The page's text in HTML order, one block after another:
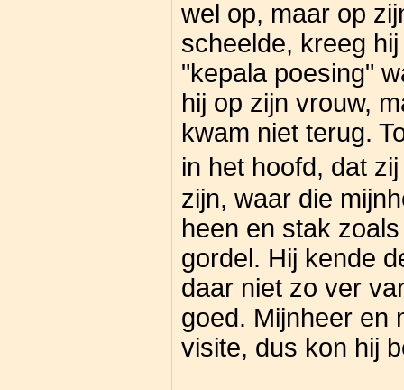
wel op, maar op
scheelde, kreeg
"kepala poesing"
hij op zijn vrouw,
kwam niet terug.
in het hoofd, dat
zijn, waar die
heen en stak
gordel. Hij kende
daar niet zo ver
goed. Mijnheer en
visite, dus kon hij